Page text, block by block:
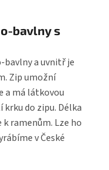
bavlny s
bavlny a uvnitř je
Zip umožní
a má látkovou
do zipu. Délka
ramenům. Lze ho
v České